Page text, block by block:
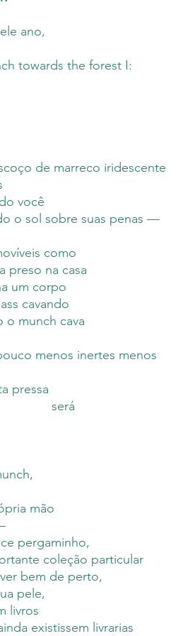
ano,
towards the forest I:
de marreco iridescente
você
o sol sobre suas penas —
como
preso na casa
um corpo
cavando
o munch cava
menos inertes menos
pressa
será
mão
pergaminho,
coleção particular
bem de perto,
pele,
livros
existissem livrarias